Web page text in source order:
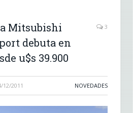
Mitsubishi
debuta en
u$s 39.900
3
12/2011 NOVEDADES